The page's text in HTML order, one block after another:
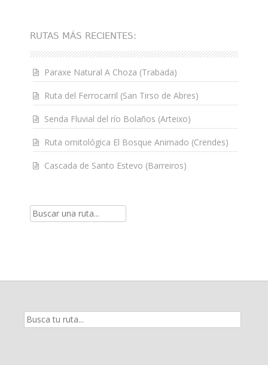
RUTAS MÁS RECIENTES:
Paraxe Natural A Choza (Trabada)
Ruta del Ferrocarril (San Tirso de Abres)
Senda Fluvial del río Bolaños (Arteixo)
Ruta ornitológica El Bosque Animado (Crendes)
Cascada de Santo Estevo (Barreiros)
Resultados